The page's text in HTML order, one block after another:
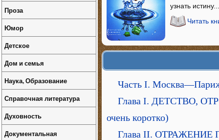
узнать истину...
Читать
Часть I.
Глава I. ДЕТСТВО,
очень коротко)
Глава II.
Проза
Юмор
Детское
Дом и семья
Наука, Образование
Справочная литература
Духовность
Документальная